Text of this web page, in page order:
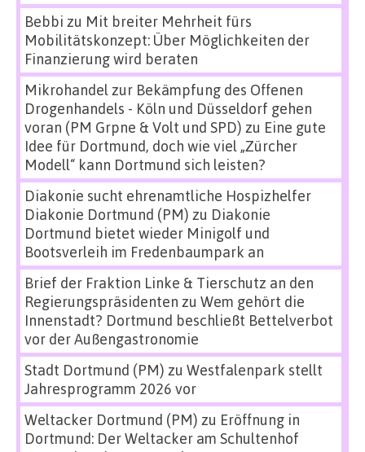
Bebbi zu Mit breiter Mehrheit fürs
Mobilitätskonzept: Über Möglichkeiten der
Finanzierung wird beraten
Mikrohandel zur Bekämpfung des Offenen
Drogenhandels - Köln und Düsseldorf gehen
voran (PM Grpne & Volt und SPD) zu Eine gute
Idee für Dortmund, doch wie viel „Zürcher
Modell“ kann Dortmund sich leisten?
Diakonie sucht ehrenamtliche Hospizhelfer
Diakonie Dortmund (PM) zu Diakonie
Dortmund bietet wieder Minigolf und
Bootsverleih im Fredenbaumpark an
Brief der Fraktion Linke & Tierschutz an den
Regierungspräsidenten zu Wem gehört die
Innenstadt? Dortmund beschließt Bettelverbot
vor der Außengastronomie
Stadt Dortmund (PM) zu Westfalenpark stellt
Jahresprogramm 2026 vor
Weltacker Dortmund (PM) zu Eröffnung in
Dortmund: Der Weltacker am Schultenhof